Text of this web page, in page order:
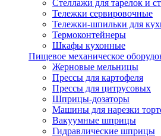
Стеллажи для тарелок и
Тележки сервировочные
Тележки-шпильки для
Термоконтейнеры
Шкафы кухонные
Пищевое механическое
Жерновые мельницы
Прессы для картофеля
Прессы для цитрусовых
Шприцы-дозаторы
Машины для нарезки
Вакуумные шприцы
Гидравлические шприцы